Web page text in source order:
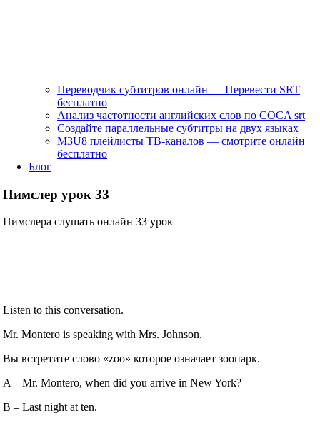
Переводчик субтитров онлайн — Перевести SRT
бесплатно
Анализ частотности английских слов по COCA srt
Создайте параллельные субтитры на двух языках
M3U8 плейлисты ТВ‑каналов — смотрите онлайн
бесплатно
Блог
Пимслер урок 33
Пимслера слушать онлайн 33 урок
Listen to this conversation.
Mr. Montero is speaking with Mrs. Johnson.
Вы встретите слово «zoo» которое означает зоопарк.
A – Mr. Montero, when did you arrive in New York?
B – Last night at ten.